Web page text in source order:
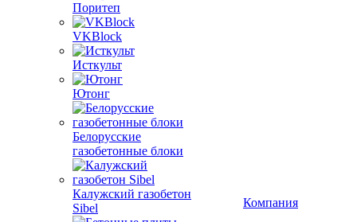
Поритеп
VKBlock
Исткульт
Ютонг
Белорусские
газобетонные блоки
Калужский газобетон
Sibel
Компания